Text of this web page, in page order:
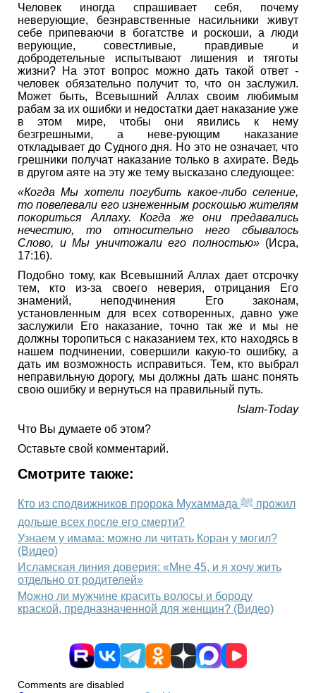
Человек иногда спрашивает себя, почему
неверующие, безнравственные насильники живут
себе припеваючи в богатстве и роскоши, а люди
верующие, совестливые, правдивые и
добродетельные испытывают лишения и тяготы
жизни? На этот вопрос можно дать такой ответ -
человек обязательно получит то, что он заслужил.
Может быть, Всевышний Аллах своим любимым
рабам за их ошибки и недостатки дает наказание уже
в этом мире, чтобы они явились к нему
безгрешными, а неве-рующим наказание
откладывает до Судного дня. Но это не означает, что
грешники получат наказание только в ахирате. Ведь
в другом аяте на эту же тему высказано следующее:
«Когда Мы хотели погубить какое-либо селение,
то повелевали его изнеженным роскошью жителям
покориться Аллаху. Когда же они предавались
нечестию, то относительно него сбывалось
Слово, и Мы уничтожали его полностью»(Исра,
17:16).
Подобно тому, как Всевышний Аллах дает отсрочку
тем, кто из-за своего неверия, отрицания Его
знамений, неподчинения Его законам,
установленным для всех сотворенных, давно уже
заслужили Его наказание, точно так же и мы не
должны торопиться с наказанием тех, кто находясь в
нашем подчинении, совершили какую-то ошибку, а
дать им возможность исправиться. Тем, кто выбрал
неправильную дорогу, мы должны дать шанс понять
свою ошибку и вернуться на правильный путь.
Islam-Today
Что Вы думаете об этом?
Оставьте свой комментарий.
Смотрите также:
Кто из сподвижников пророка Мухаммада ﷺ прожил
дольше всех после его смерти?
Узнаем у имама: можно ли читать Коран у могил?
(Видео)
Исламская линия доверия: «Мне 45, и я хочу жить
отдельно от родителей»
Можно ли мужчине красить волосы и бороду
краской, предназначенной для женщин? (Видео)
Comments are disabled